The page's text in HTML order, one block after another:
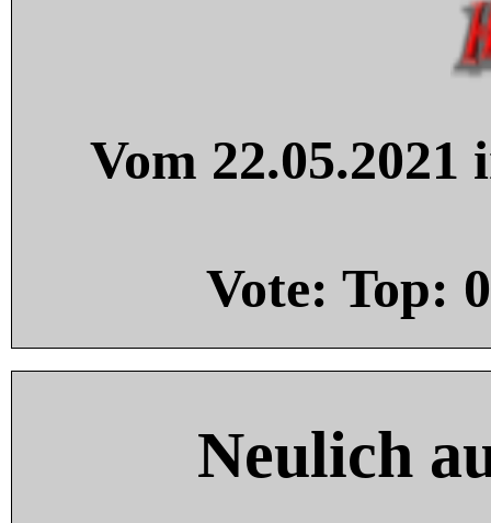
Vom
Vote: Top: 0
Neulich